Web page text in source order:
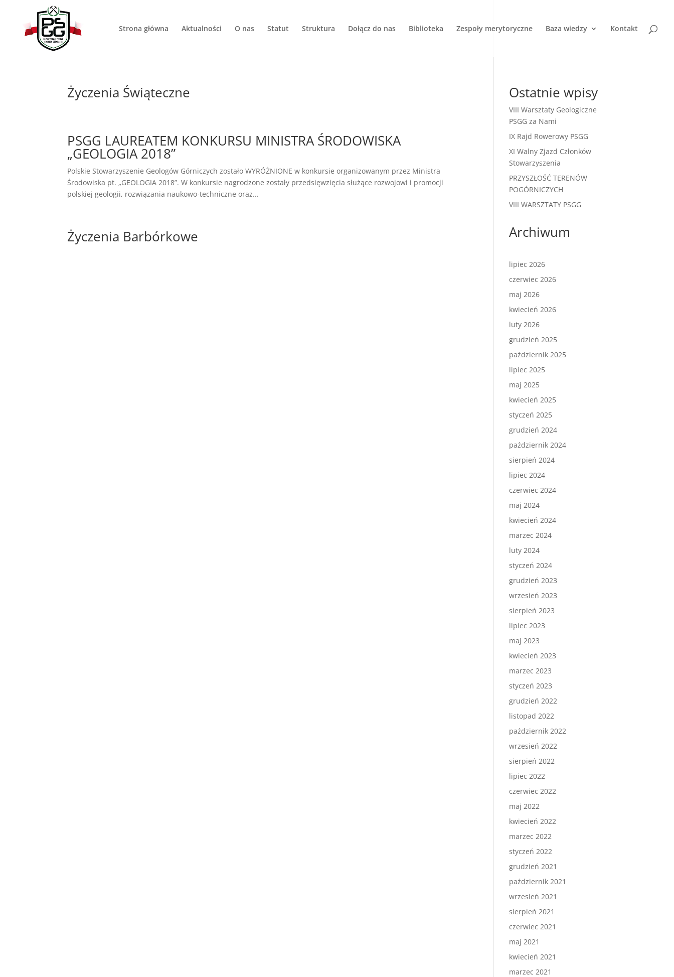
Strona główna Aktualności O nas Statut Struktura Dołącz do nas Biblioteka Zespoły merytoryczne Baza wiedzy Kontakt
Życzenia Świąteczne
PSGG LAUREATEM KONKURSU MINISTRA ŚRODOWISKA
„GEOLOGIA 2018”
Polskie Stowarzyszenie Geologów Górniczych zostało WYRÓŻNIONE w konkursie organizowanym przez Ministra
Środowiska pt. „GEOLOGIA 2018”. W konkursie nagrodzone zostały przedsięwzięcia służące rozwojowi i promocji
polskiej geologii, rozwiązania naukowo-techniczne oraz...
Życzenia Barbórkowe
Ostatnie wpisy
VIII Warsztaty Geologiczne
PSGG za Nami
IX Rajd Rowerowy PSGG
XI Walny Zjazd Członków
Stowarzyszenia
PRZYSZŁOŚĆ TERENÓW
POGÓRNICZYCH
VIII WARSZTATY PSGG
Archiwum
lipiec 2026
czerwiec 2026
maj 2026
kwiecień 2026
luty 2026
grudzień 2025
październik 2025
lipiec 2025
maj 2025
kwiecień 2025
styczeń 2025
grudzień 2024
październik 2024
sierpień 2024
lipiec 2024
czerwiec 2024
maj 2024
kwiecień 2024
marzec 2024
luty 2024
styczeń 2024
grudzień 2023
wrzesień 2023
sierpień 2023
lipiec 2023
maj 2023
kwiecień 2023
marzec 2023
styczeń 2023
grudzień 2022
listopad 2022
październik 2022
wrzesień 2022
sierpień 2022
lipiec 2022
czerwiec 2022
maj 2022
kwiecień 2022
marzec 2022
styczeń 2022
grudzień 2021
październik 2021
wrzesień 2021
sierpień 2021
czerwiec 2021
maj 2021
kwiecień 2021
marzec 2021